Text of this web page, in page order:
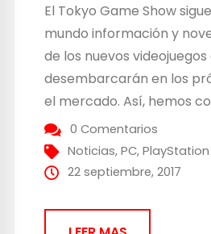
El Tokyo Game Show
mundo información y
de los nuevos videojuegos
desembarcarán en los
el mercado. Así, hemos
detalles acerca del tan
Hunter World. Monster
llegará a Xbox One y a
0 Comentarios
Noticias,PC,
22 septiembre, 2017